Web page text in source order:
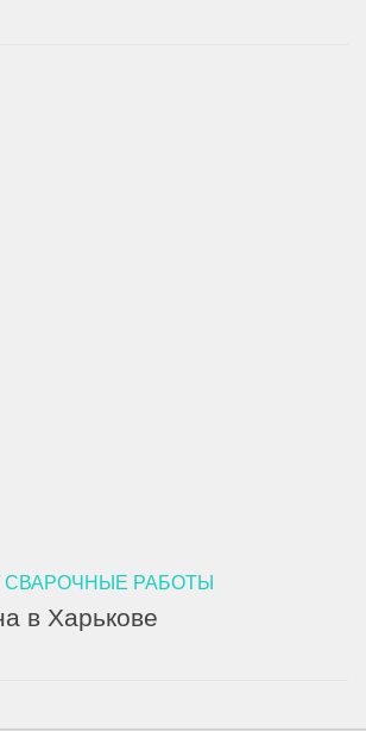
СВАРОЧНЫЕ РАБОТЫ
в Харькове